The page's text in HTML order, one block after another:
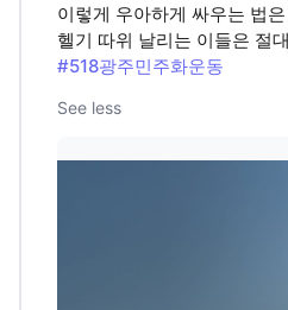
이렇게 우아하게 싸우는 법
헬기 따위 날리는 이들은 절
#518광주민주화운동
See less